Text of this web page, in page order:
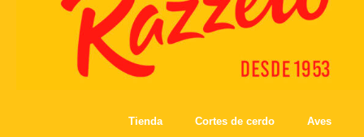
Tienda Cortes de cerdo Aves